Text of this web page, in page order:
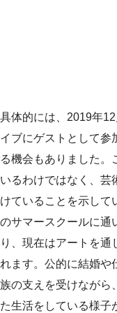
具体的には、2019年
イブにゲストとして参
る機会もありました。
いるわけではなく、芸
けていることを示して
のサマースクールに通
り、現在はアートを通
れます。公的に結婚や
族の支えを受けながら
た生活をしている様子